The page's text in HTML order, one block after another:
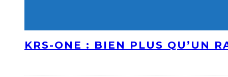
KRS-ONE : BIEN PLUS QU’UN